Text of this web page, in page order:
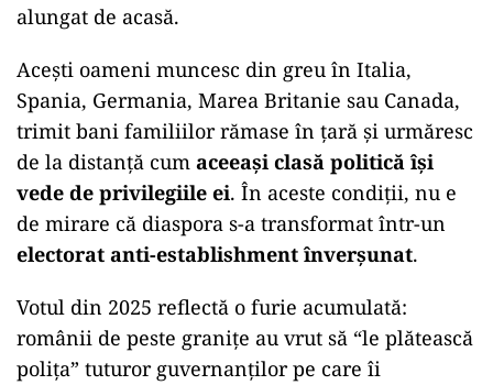
alungat de acasă.
Acești oameni muncesc din greu în Italia,
Spania, Germania, Marea Britanie sau Canada,
trimit bani familiilor rămase în țară și urmăresc
de la distanță cum aceeași clasă politică își
vede de privilegiile ei. În aceste condiții, nu e
de mirare că diaspora s-a transformat într-un
electorat anti-establishment înverșunat.
Votul din 2025 reflectă o furie acumulată:
românii de peste granițe au vrut să “le plătească
polița” tuturor guvernanților pe care îi